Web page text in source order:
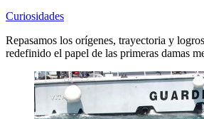
Curiosidades
Repasamos los orígenes, trayectoria y
redefinido el papel de las primeras damas